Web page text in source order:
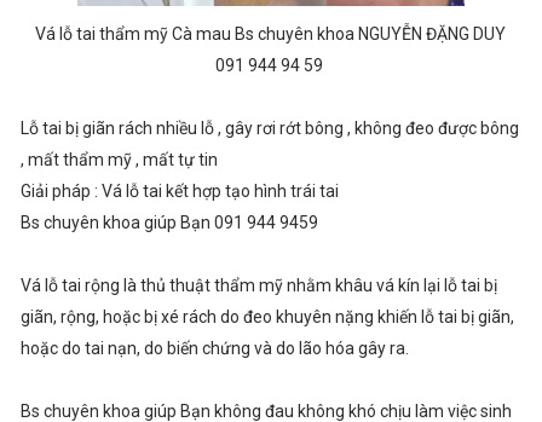
Vá lỗ tai thẩm mỹ Cà mau Bs chuyên khoa NGUYỄN ĐẶNG DUY
091 944 94 59
Lỗ tai bị giãn rách nhiều lỗ , gây rơi rớt bông , không đeo được bông
, mất thẩm mỹ , mất tự tin
Giải pháp : Vá lỗ tai kết hợp tạo hình trái tai
Bs chuyên khoa giúp Bạn 091 944 9459
Vá lỗ tai rộng là thủ thuật thẩm mỹ nhằm khâu vá kín lại lỗ tai bị
giãn, rộng, hoặc bị xé rách do đeo khuyên nặng khiến lỗ tai bị giãn,
hoặc do tai nạn, do biến chứng và do lão hóa gây ra.
Bs chuyên khoa giúp Bạn không đau không khó chịu làm việc sinh